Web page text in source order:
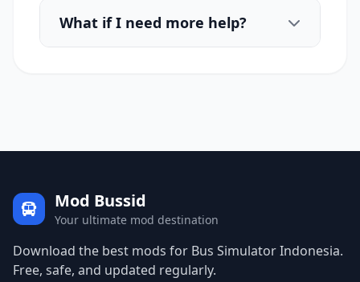
What if I need more help?
Mod Bussid
Your ultimate mod destination
Download the best mods for Bus Simulator Indonesia.
Free, safe, and updated regularly.